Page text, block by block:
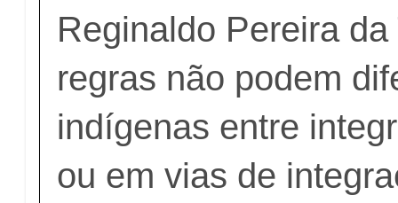
Reginaldo Pereira
regras não podem
indígenas entre
ou em vias de